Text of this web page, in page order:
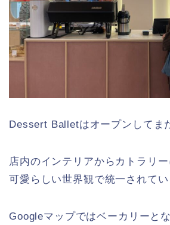
Dessert Balletはオープンしてま
店内のインテリアからカトラリー
可愛らしい世界観で統一されてい
Googleマップではベーカリーと